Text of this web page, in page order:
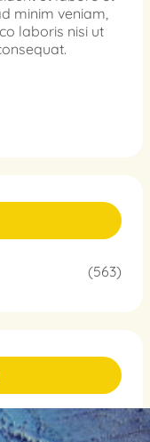
minim veniam,
laboris nisi ut
(563)